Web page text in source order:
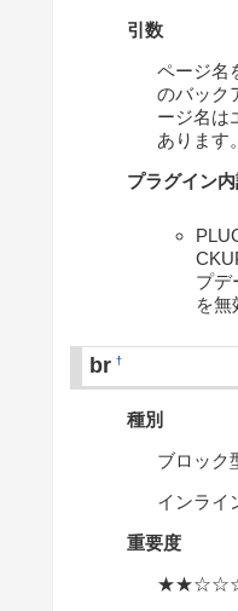
引数
ページ名
のバック
ージ名は
あります。
プラグイン
プデ
を無
br †
種別
ブロック
インライ
重要度